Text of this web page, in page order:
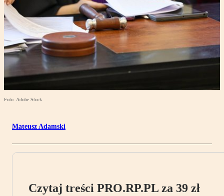
Foto: Adobe Stock
Mateusz Adamski
Czytaj treści PRO.RP.PL za 39 zł